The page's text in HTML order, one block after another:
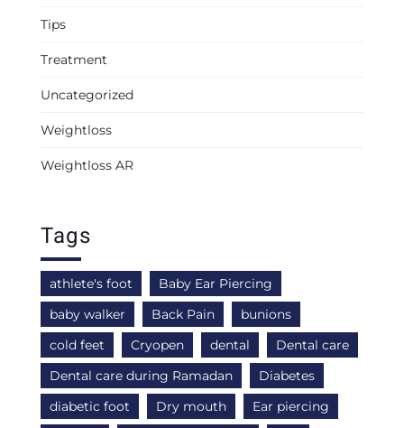
Tips
Treatment
Uncategorized
Weightloss
Weightloss AR
Tags
athlete's foot
Baby Ear Piercing
baby walker
Back Pain
bunions
cold feet
Cryopen dental
Dental care
Dental care during Ramadan
Diabetes
diabetic foot
Dry mouth
Ear piercing